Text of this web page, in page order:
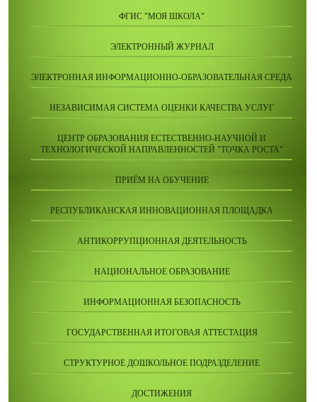
ФГИС "МОЯ ШКОЛА"
ЭЛЕКТРОННЫЙ ЖУРНАЛ
ЭЛЕКТРОННАЯ ИНФОРМАЦИОННО-ОБРАЗОВАТЕЛЬНАЯ СРЕДА
НЕЗАВИСИМАЯ СИСТЕМА ОЦЕНКИ КАЧЕСТВА УСЛУГ
ЦЕНТР ОБРАЗОВАНИЯ ЕСТЕСТВЕННО-НАУЧНОЙ И
ТЕХНОЛОГИЧЕСКОЙ НАПРАВЛЕННОСТЕЙ "ТОЧКА РОСТА"
ПРИЁМ НА ОБУЧЕНИЕ
РЕСПУБЛИКАНСКАЯ ИННОВАЦИОННАЯ ПЛОЩАДКА
АНТИКОРРУПЦИОННАЯ ДЕЯТЕЛЬНОСТЬ
НАЦИОНАЛЬНОЕ ОБРАЗОВАНИЕ
ИНФОРМАЦИОННАЯ БЕЗОПАСНОСТЬ
ГОСУДАРСТВЕННАЯ ИТОГОВАЯ АТТЕСТАЦИЯ
СТРУКТУРНОЕ ДОШКОЛЬНОЕ ПОДРАЗДЕЛЕНИЕ
ДОСТИЖЕНИЯ